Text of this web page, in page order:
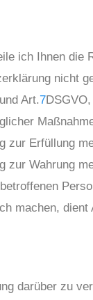
ich Ihnen die
nicht
Art.7
zur Erfüllung
zur Wahrung
machen, dient
darüber zu